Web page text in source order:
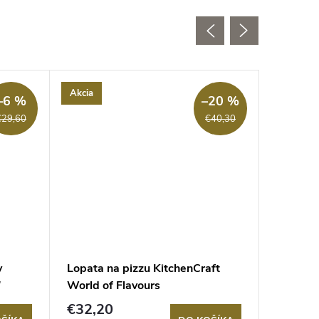
% Akcia
€40,30
–20 %
Lopata na pizzu KitchenCraft
World of Flavours
€32,20